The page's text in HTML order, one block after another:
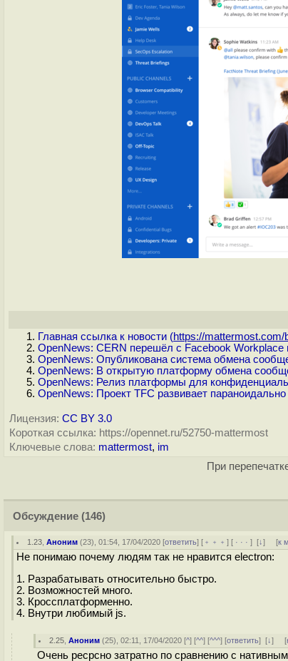
Главная ссылка к новости (https://mattermost.com/
OpenNews: CERN перешёл с Facebook
OpenNews: Опубликована система обмена
OpenNews: В открытую платформу обмена
OpenNews: Релиз платформы для
OpenNews: Проект TFC развивает
Лицензия: CC BY 3.0
Короткая ссылка: https://opennet.ru/52750-mattermost
Ключевые слова: mattermost, im
При
Обсуждение (146)
1.23 ,Аноним (23), 01:54, 17/04/2020 [ответить] [ ﹢﹢﹢] [ · · ·][↓] [к
Не понимаю почему людям так не нравится electron:
1. Разрабатывать относительно быстро.
2. Возможностей много.
3. Кроссплатформенно.
4. Внутри любимый js.
2.25 ,Аноним (25), 02:11, 17/04/2020 [^] [^^] [^^^] [ответить][↓] [
Очень ресрсно затратно по сравнению с